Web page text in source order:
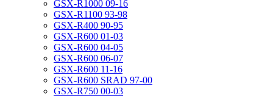
GSX-R1000 09-16
GSX-R1100 93-98
GSX-R400 90-95
GSX-R600 01-03
GSX-R600 04-05
GSX-R600 06-07
GSX-R600 11-16
GSX-R600 SRAD 97-00
GSX-R750 00-03